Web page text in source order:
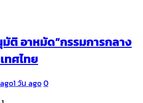
มัติ อาหมัด”กรรมการกลาง
ทศไทย
1 วัน ago0